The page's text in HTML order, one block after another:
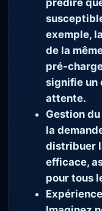
prédire
exemple,
de la
pré-
signifie un
attente.
Gestion
la
distribuer
efficace,
pour tous